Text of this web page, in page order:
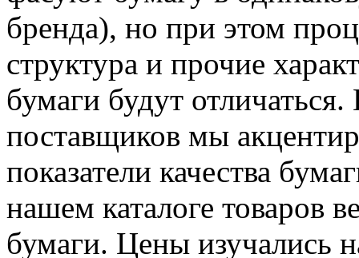
бренда), но при этом
структура и прочие
бумаги будут
поставщиков мы
показатели качества
нашем каталоге товаров
бумаги. Цены изучались